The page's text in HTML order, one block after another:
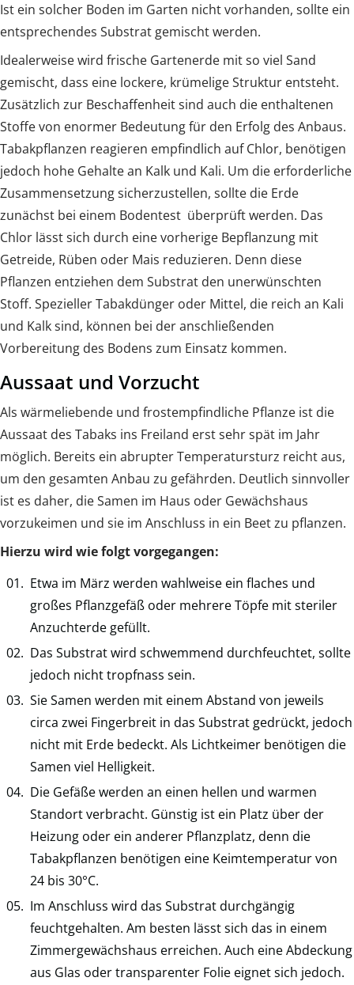
Ist ein solcher Boden im Garten nicht vorhanden, sollte ein
entsprechendes Substrat gemischt werden.
Idealerweise wird frische Gartenerde mit so viel Sand
gemischt, dass eine lockere, krümelige Struktur entsteht.
Zusätzlich zur Beschaffenheit sind auch die enthaltenen
Stoffe von enormer Bedeutung für den Erfolg des Anbaus.
Tabakpflanzen reagieren empfindlich auf Chlor, benötigen
jedoch hohe Gehalte an Kalk und Kali. Um die erforderliche
Zusammensetzung sicherzustellen, sollte die Erde
zunächst bei einem Bodentest überprüft werden. Das
Chlor lässt sich durch eine vorherige Bepflanzung mit
Getreide, Rüben oder Mais reduzieren. Denn diese
Pflanzen entziehen dem Substrat den unerwünschten
Stoff. Spezieller Tabakdünger oder Mittel, die reich an Kali
und Kalk sind, können bei der anschließenden
Vorbereitung des Bodens zum Einsatz kommen.
Aussaat und Vorzucht
Als wärmeliebende und frostempfindliche Pflanze ist die
Aussaat des Tabaks ins Freiland erst sehr spät im Jahr
möglich. Bereits ein abrupter Temperatursturz reicht aus,
um den gesamten Anbau zu gefährden. Deutlich sinnvoller
ist es daher, die Samen im Haus oder Gewächshaus
vorzukeimen und sie im Anschluss in ein Beet zu pflanzen.
Hierzu wird wie folgt vorgegangen:
Etwa im März werden wahlweise ein flaches und
großes Pflanzgefäß oder mehrere Töpfe mit steriler
Anzuchterde gefüllt.
Das Substrat wird schwemmend durchfeuchtet, sollte
jedoch nicht tropfnass sein.
Sie Samen werden mit einem Abstand von jeweils
circa zwei Fingerbreit in das Substrat gedrückt, jedoch
nicht mit Erde bedeckt. Als Lichtkeimer benötigen die
Samen viel Helligkeit.
Die Gefäße werden an einen hellen und warmen
Standort verbracht. Günstig ist ein Platz über der
Heizung oder ein anderer Pflanzplatz, denn die
Tabakpflanzen benötigen eine Keimtemperatur von
24 bis 30°C.
Im Anschluss wird das Substrat durchgängig
feuchtgehalten. Am besten lässt sich das in einem
Zimmergewächshaus erreichen. Auch eine Abdeckung
aus Glas oder transparenter Folie eignet sich jedoch.